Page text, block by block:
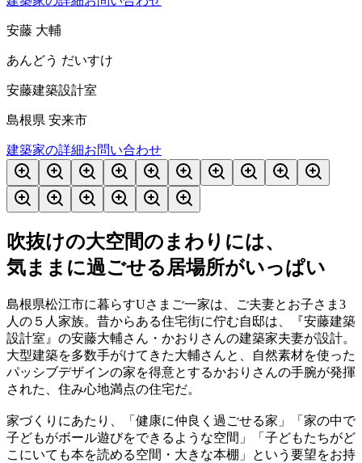
安藤 大輔
あんどう だいすけ
安藤建築設計室
島根県 安来市
建築家の詳細お問い合わせ
吹抜けの大空間のまわりには、
気ままに過ごせる居場所がいっぱい
島根県松江市に暮らすUさまご一家は、ご夫妻とお子さま3
人の５人家族。昔からある住宅街に佇む自邸は、『安藤建築
設計室』の安藤大輔さん・かおりさんの建築家夫妻が設計。
大型建築を多数手がけてきた大輔さんと、自然素材を使った
パッシブデザインの家を得意とするかおりさんの手腕が発揮
された、住み心地満点の住宅だ。
家づくりにあたり、「健康に仲良く過ごせる家」「家の中で
子どもがボール遊びをできるような空間」「子どもたちがど
こにいても本を読める空間・大きな本棚」という要望をお持